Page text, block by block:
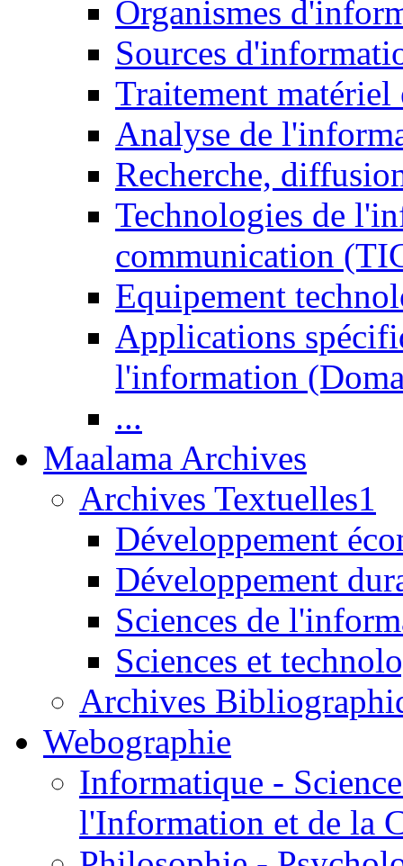
Organismes
Sources
Traitement matériel
Analyse de
Recherche,
Technologies de
communication
Equipement
Applications
l'information
...
Maalama Archives
Archives Textuelles1
Développement
Développement
Sciences de
Sciences et
Archives
Webographie
Informatique -
l'Information et de la